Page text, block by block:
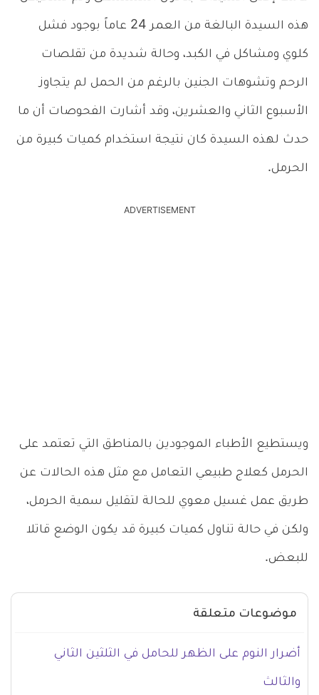
هذه السيدة البالغة من العمر 24 عاماً بوجود فشل
كلوي ومشاكل في الكبد، وحالة شديدة من تقلصات
الرحم وتشوهات الجنين بالرغم من الحمل لم يتجاوز
الأسبوع الثاني والعشرين، وقد أشارت الفحوصات أن ما
حدث لهذه السيدة كان نتيجة استخدام كميات كبيرة من
الحرمل.
ADVERTISEMENT
ويستطيع الأطباء الموجودين بالمناطق التي تعتمد على
الحرمل كعلاج طبيعي التعامل مع مثل هذه الحالات عن
طريق عمل غسيل معوي للحالة لتقليل سمية الحرمل،
ولكن في حالة تناول كميات كبيرة قد يكون الوضع قاتلا
للبعض.
موضوعات متعلقة
أضرار النوم على الظهر للحامل في الثلثين الثاني
والثالث